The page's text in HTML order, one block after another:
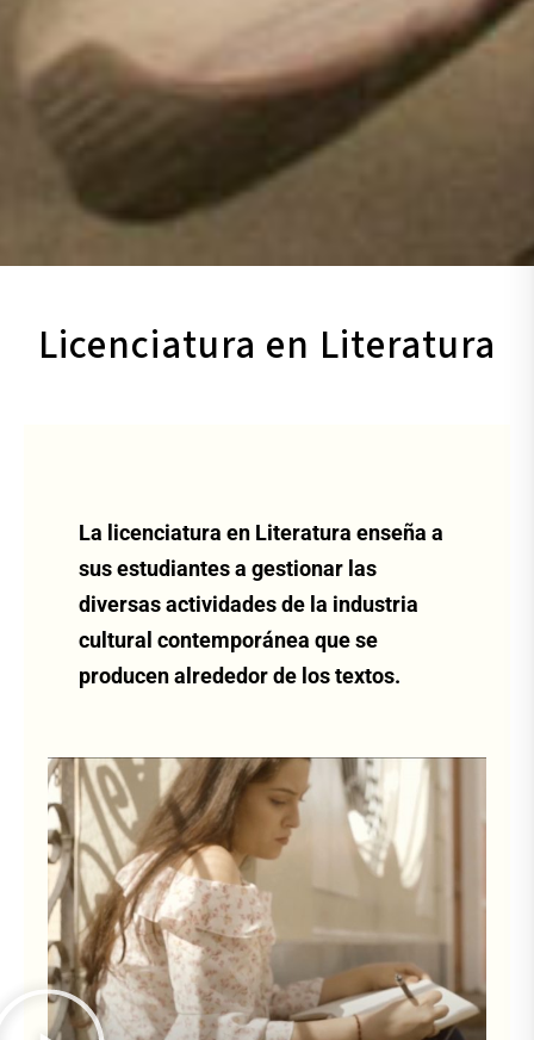
Licenciatura en Literatura
La licenciatura en Literatura enseña a
sus estudiantes a gestionar las
diversas actividades de la industria
cultural contemporánea que se
producen alrededor de los textos.